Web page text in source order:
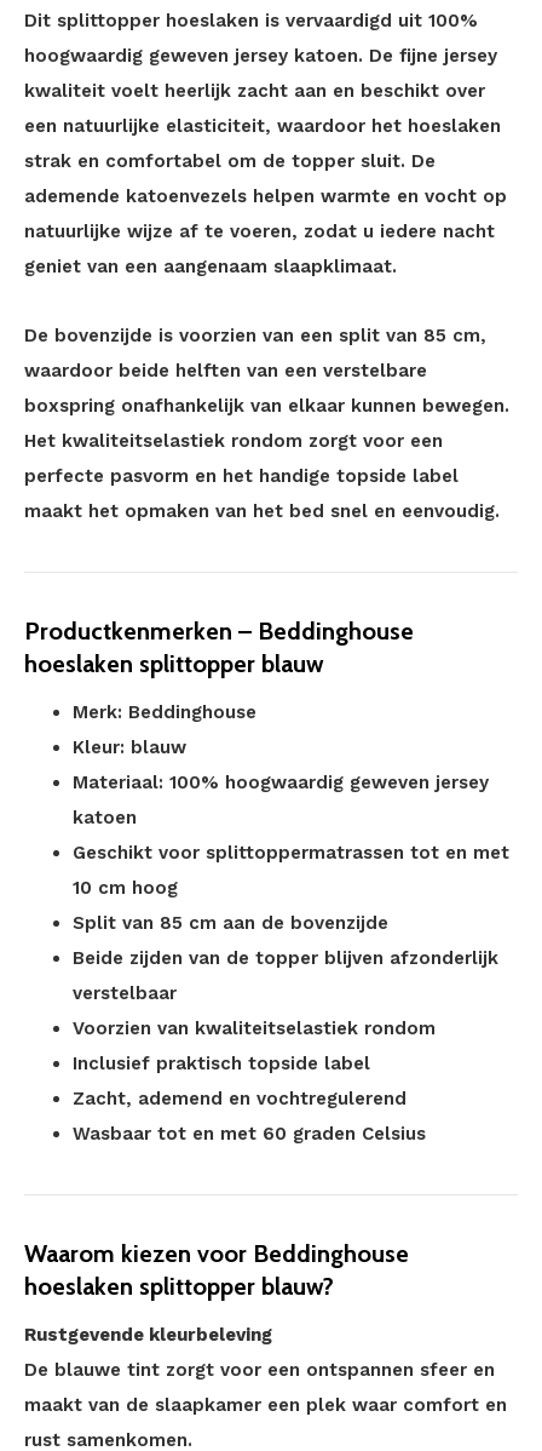
Dit splittopper hoeslaken is vervaardigd uit 100%
hoogwaardig geweven jersey katoen. De fijne jersey
kwaliteit voelt heerlijk zacht aan en beschikt over
een natuurlijke elasticiteit, waardoor het hoeslaken
strak en comfortabel om de topper sluit. De
ademende katoenvezels helpen warmte en vocht op
natuurlijke wijze af te voeren, zodat u iedere nacht
geniet van een aangenaam slaapklimaat.
De bovenzijde is voorzien van een split van 85 cm,
waardoor beide helften van een verstelbare
boxspring onafhankelijk van elkaar kunnen bewegen.
Het kwaliteitselastiek rondom zorgt voor een
perfecte pasvorm en het handige topside label
maakt het opmaken van het bed snel en eenvoudig.
Productkenmerken – Beddinghouse
hoeslaken splittopper blauw
Merk: Beddinghouse
Kleur: blauw
Materiaal: 100% hoogwaardig geweven jersey
katoen
Geschikt voor splittoppermatrassen tot en met
10 cm hoog
Split van 85 cm aan de bovenzijde
Beide zijden van de topper blijven afzonderlijk
verstelbaar
Voorzien van kwaliteitselastiek rondom
Inclusief praktisch topside label
Zacht, ademend en vochtregulerend
Wasbaar tot en met 60 graden Celsius
Waarom kiezen voor Beddinghouse
hoeslaken splittopper blauw?
Rustgevende kleurbeleving
De blauwe tint zorgt voor een ontspannen sfeer en
maakt van de slaapkamer een plek waar comfort en
rust samenkomen.